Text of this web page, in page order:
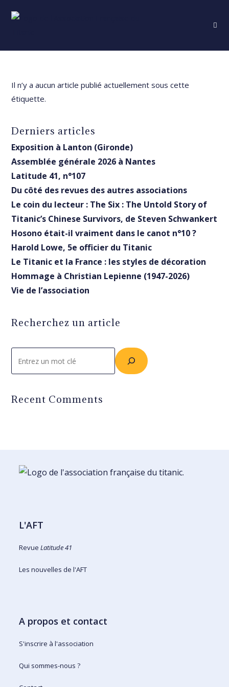
Il n’y a aucun article publié actuellement sous cette
étiquette.
Derniers articles
Exposition à Lanton (Gironde)
Assemblée générale 2026 à Nantes
Latitude 41, n°107
Du côté des revues des autres associations
Le coin du lecteur : The Six : The Untold Story of
Titanic’s Chinese Survivors, de Steven Schwankert
Hosono était-il vraiment dans le canot n°10 ?
Harold Lowe, 5e officier du Titanic
Le Titanic et la France : les styles de décoration
Hommage à Christian Lepienne (1947-2026)
Vie de l’association
Recherchez un article
Recent Comments
L'AFT
RevueLatitude 41
Les nouvelles de l'AFT
A propos et contact
S'inscrire à l'association
Qui sommes-nous ?